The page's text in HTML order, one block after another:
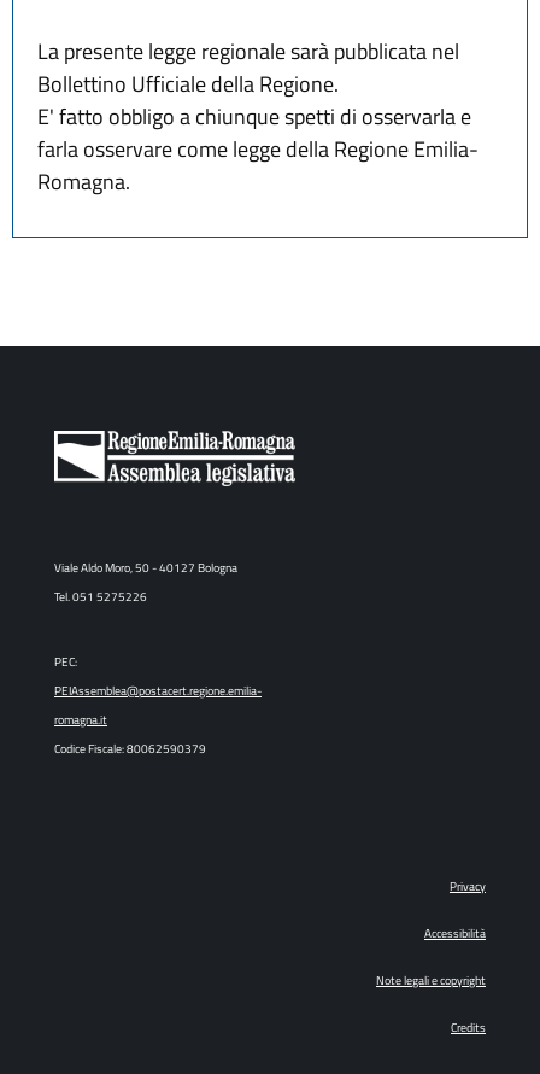
La presente legge regionale sarà pubblicata nel
Bollettino Ufficiale della Regione.
E' fatto obbligo a chiunque spetti di osservarla e
farla osservare come legge della Regione Emilia-
Romagna.
Viale Aldo Moro, 50 - 40127 Bologna
Tel. 051 5275226
PEC:
PEIAssemblea@postacert.regione.emilia-
romagna.it
Codice Fiscale: 80062590379
Privacy
Accessibilità
Note legali e copyright
Credits